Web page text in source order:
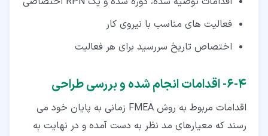
فعالیت های مناسب با نیروی کار
اختصاص تاریخ سررسید برای هر فعالیت
۴‏-‏۶‏- اقدامات انجام شده و بررسی طراحی
اقدامات مربوط به روش FMEA زمانی به پایان خود می
رسند که معیارهای مد نظر به دست آمده و در نهایت به